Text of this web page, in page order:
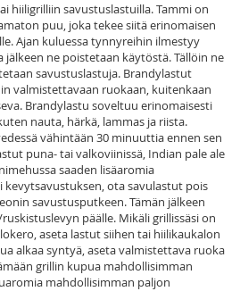
hiiligrilliin savustuslastuilla. Tammi on
puu, joka tekee siitä erinomaisen
Ajan kuluessa tynnyreihin ilmestyy
jälkeen ne poistetaan käytöstä. Tällöin ne
savustuslastuja. Brandylastut
valmistettavaan ruokaan, kuitenkaan
Brandylastu soveltuu erinomaisesti
nauta, härkä, lammas ja riista.
vähintään 30 minuuttia ennen sen
puna- tai valkoviinissä, Indian pale ale
saaden lisäaromia
kevytsavustuksen, ota savulastut pois
savustusputkeen. Tämän jälkeen
päälle. Mikäli grillissäsi on
aseta lastut siihen tai hiilikaukalon
alkaa syntyä, aseta valmistettava ruoka
grillin kupua mahdollisimman
mahdollisimman paljon